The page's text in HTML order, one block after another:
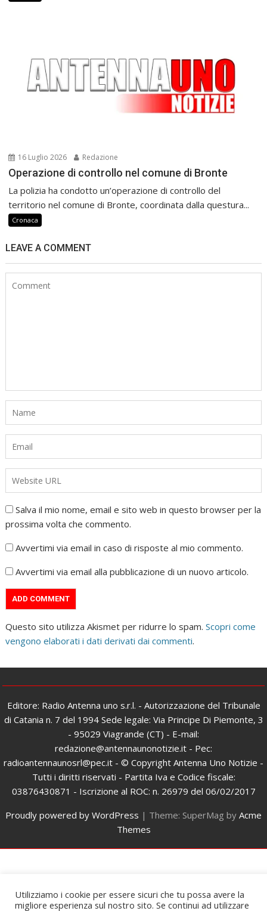
16 Luglio 2026 Redazione
Operazione di controllo nel comune di Bronte
La polizia ha condotto un’operazione di controllo del
territorio nel comune di Bronte, coordinata dalla questura...
Cronaca
LEAVE A COMMENT
Salva il mio nome, email e sito web in questo browser per la
prossima volta che commento.
Avvertimi via email in caso di risposte al mio commento.
Avvertimi via email alla pubblicazione di un nuovo articolo.
Questo sito utilizza Akismet per ridurre lo spam.Scopri come
vengono elaborati i dati derivati dai commenti.
Editore: Radio Antenna uno s.r.l. - Autorizzazione del Tribunale
di Catania n. 7 del 1994 Sede legale: Via Principe Di Piemonte, 3
- 95029 Viagrande (CT) - E-mail:
redazione@antennaunonotizie.it - Pec:
radioantennaunosrl@pec.it - © Copyright Antenna Uno Notizie -
Tutti i diritti riservati - Partita Iva e Codice fiscale:
03876430871 - Iscrizione al ROC: n. 26979 del 06/02/2017
Proudly powered by WordPress | Theme: SuperMag by Acme
Themes
Utilizziamo i cookie per essere sicuri che tu possa avere la
migliore esperienza sul nostro sito. Se continui ad utilizzare